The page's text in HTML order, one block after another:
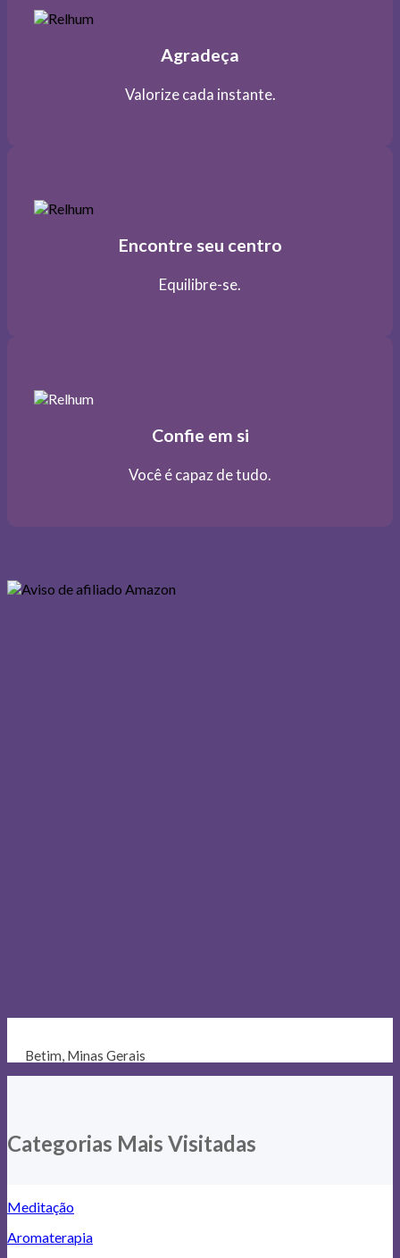
Agradeça
Valorize cada instante.
Encontre seu centro
Equilibre-se.
Confie em si
Você é capaz de tudo.
Betim, Minas Gerais
Categorias Mais Visitadas
Meditação
Aromaterapia